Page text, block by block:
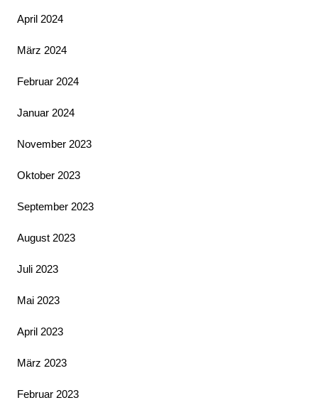
April 2024
März 2024
Februar 2024
Januar 2024
November 2023
Oktober 2023
September 2023
August 2023
Juli 2023
Mai 2023
April 2023
März 2023
Februar 2023